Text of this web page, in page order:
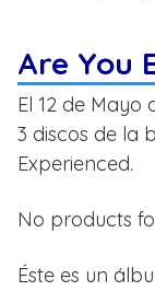
Are You
El 12 de Mayo
3 discos de la
Experienced.
No products
Éste es un